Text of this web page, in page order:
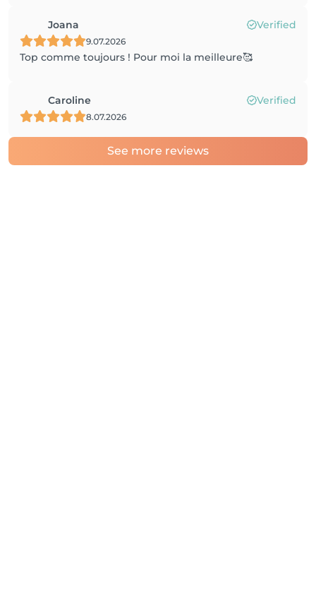
Joana Verified
9.07.2026
Top comme toujours ! Pour moi la meilleure🥰
Caroline Verified
8.07.2026
See more reviews